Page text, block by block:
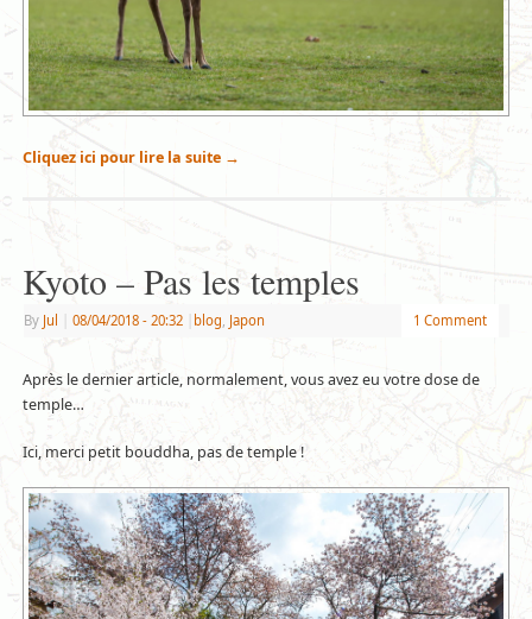
Cliquez ici pour lire la suite →
Kyoto – Pas les temples
By Jul 08/04/2018 - 20:32 blog, Japon 1 Comment
Après le dernier article, normalement, vous avez eu votre dose de
temple…
Ici, merci petit bouddha, pas de temple !